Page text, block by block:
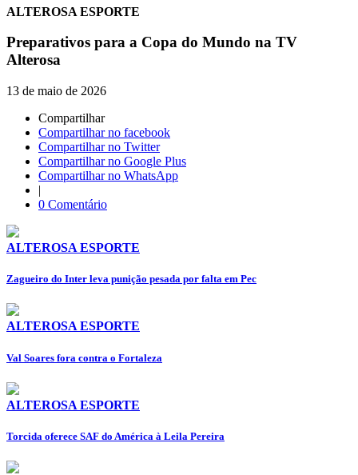
ALTEROSA ESPORTE
Preparativos para a Copa do Mundo na TV
Alterosa
13 de maio de 2026
Compartilhar
Compartilhar no facebook
Compartilhar no Twitter
Compartilhar no Google Plus
Compartilhar no WhatsApp
|
0 Comentário
ALTEROSA ESPORTE
Zagueiro do Inter leva punição pesada por falta em Pec
ALTEROSA ESPORTE
⁠Val Soares fora contra o Fortaleza
ALTEROSA ESPORTE
Torcida oferece SAF do América à Leila Pereira